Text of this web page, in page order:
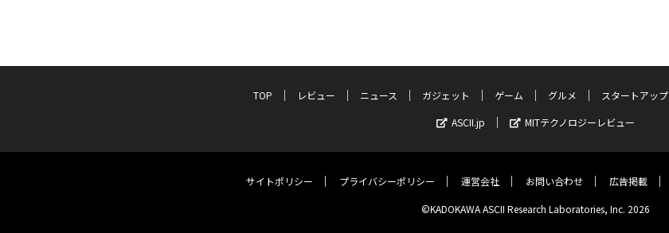
TOP レビュー ニュース ガジェット ゲーム グルメ スタートアップ
ASCII.jp
MITテクノロジーレビュー
サイトポリシー プライバシーポリシー 運営会社 お問い合わせ 広告掲載
©KADOKAWA ASCII Research Laboratories, Inc. 2026